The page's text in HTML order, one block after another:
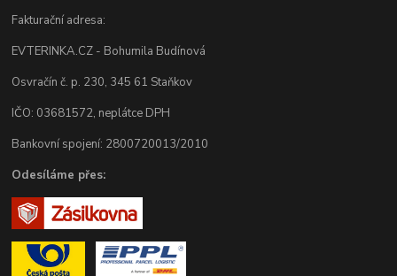
Fakturační adresa:
EVTERINKA.CZ - Bohumila Budínová
Osvračín č. p. 230, 345 61 Staňkov
IČO: 03681572, neplátce DPH
Bankovní spojení: 2800720013/2010
Odesíláme přes: